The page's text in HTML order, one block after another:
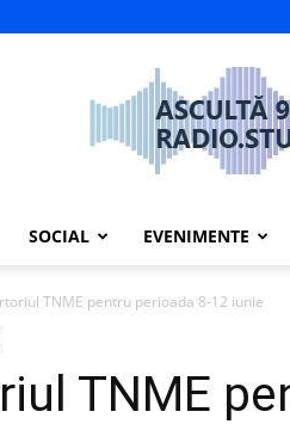
SOCIAL EVENIMENTE
TNME pentru perioada 8-12 iunie
TNME